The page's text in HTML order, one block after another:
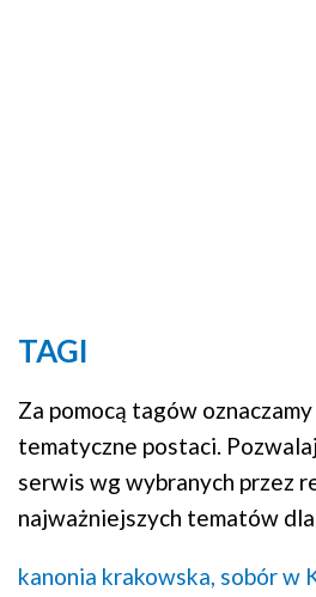
TAGI
Za pomocą tagów
tematyczne postaci.
serwis wg wybranych przez
najważniejszych tematów
kanonia krakowska, sobór w